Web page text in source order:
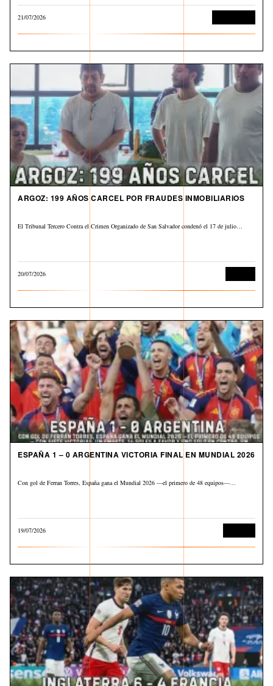
21/07/2026
ARGOZ: 199 AÑOS CARCEL POR FRAUDES INMOBILIARIOS
El Tribunal Tercero Contra el Crimen Organizado de San Salvador condenó el 17 de julio…
20/07/2026
ESPAÑA 1 – 0 ARGENTINA VICTORIA FINAL EN MUNDIAL 2026
Con gol de Ferran Torres, España gana el Mundial 2026 —el primero de 48 equipos—…
19/07/2026